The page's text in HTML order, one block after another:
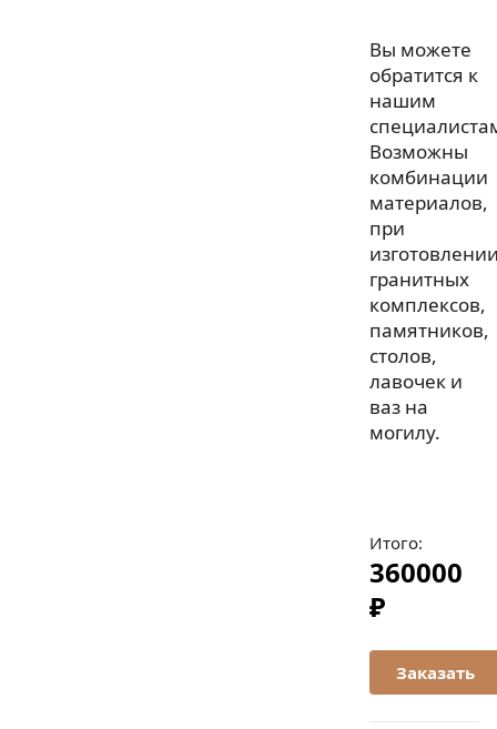
Вы можете
обратится к
нашим
Возможны
комбинации
материалов,
при
гранитных
комплексов,
памятников,
столов,
лавочек и
ваз на
могилу.
Итого:
360000
₽